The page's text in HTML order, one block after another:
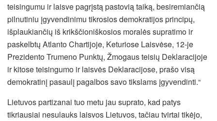
teisingumu ir laisve pagrįstą pastovią taiką, besiremiančią
pilnutiniu įgyvendinimu tikrosios demokratijos principų,
išplaukiančių iš krikščioniškosios moralės supratimo ir
paskelbtų Atlanto Chartijoje, Keturiose Laisvėse, 12-je
Prezidento Trumeno Punktų, Žmogaus teisių Deklaracijoje
ir kitose teisingumo ir laisvės Deklaracijose, prašo visą
demokratinį pasaulį pagalbos savo tikslams įgyvendinti.“
Lietuvos partizanai tuo metu jau suprato, kad patys
tikriausiai nesulauks laisvos Lietuvos, tačiau tvirtai tikėjo,